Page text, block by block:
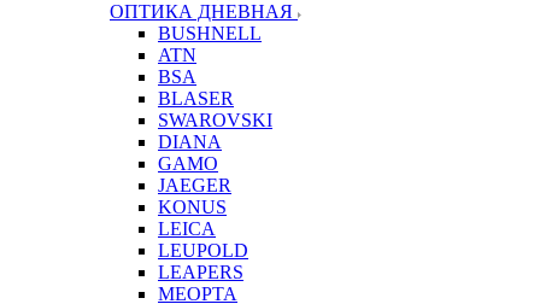
ОПТИКА ДНЕВНАЯ
BUSHNELL
ATN
BSA
BLASER
SWAROVSKI
DIANA
GAMO
JAEGER
KONUS
LEICA
LEUPOLD
LEAPERS
MEOPTA